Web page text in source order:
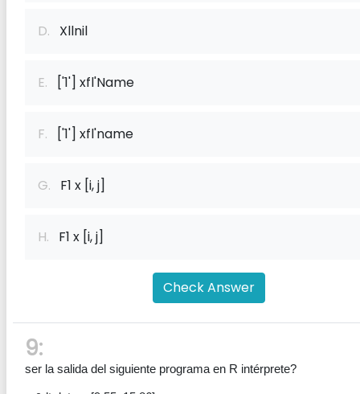
D. Xllnil
E. ['1'] xf‌l'Name
F. ['1'] xf‌l'name
G. F1 x [i, j]
H. F1 x [i, j]
Check Answer
9:
ser la salida del siguiente programa en R intérprete?